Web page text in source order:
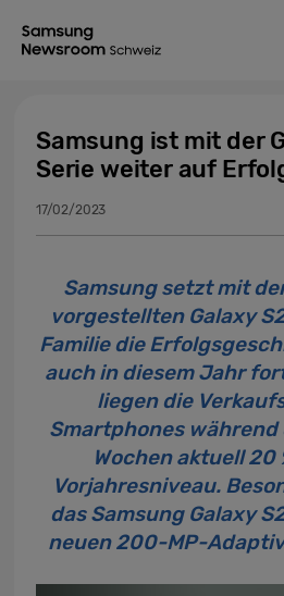
Samsung ist mit der
Serie weiter auf
17/02/2023
Samsung setzt mit
vorgestellten Galaxy
Familie die
auch in diesem Jahr
liegen die
Smartphones während
Wochen aktuell 20
Vorjahresniveau.
das Samsung Galaxy
neuen 200-MP-